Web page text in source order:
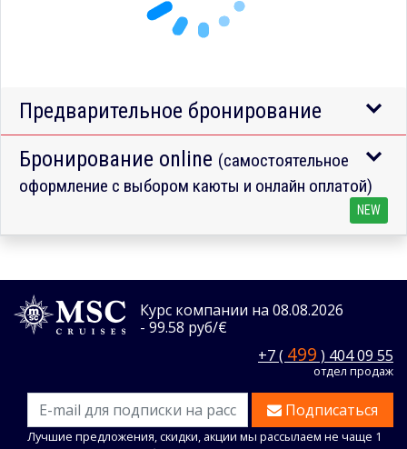
Предварительное бронирование
Бронирование online (самостоятельное
оформление с выбором каюты и онлайн оплатой)
NEW
Курс компании на 08.08.2026
- 99.58 руб/€
+7 ( 499 ) 404 09 55
отдел продаж
Подписаться
Лучшие предложения, скидки, акции мы рассылаем не чаще 1